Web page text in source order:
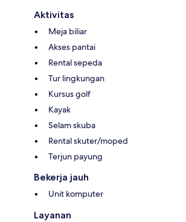
Aktivitas
Meja biliar
Akses pantai
Rental sepeda
Tur lingkungan
Kursus golf
Kayak
Selam skuba
Rental skuter/moped
Terjun payung
Bekerja jauh
Unit komputer
Layanan